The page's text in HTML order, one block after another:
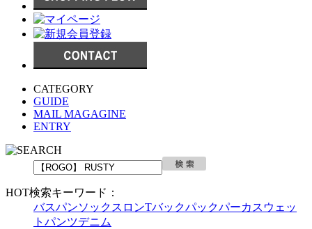
CATEGORY
GUIDE
MAIL MAGAGINE
ENTRY
HOT検索キーワード：
バスパンソックス ロンTバックパックパーカ スウェッ
トパンツデニム